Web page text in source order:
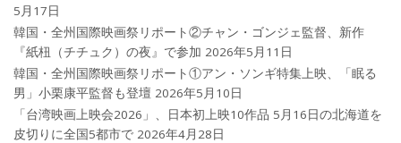
5月17日
韓国・全州国際映画祭リポート②チャン・ゴンジェ監督、新作
『紙杻（チチュク）の夜』で参加 2026年5月11日
韓国・全州国際映画祭リポート①アン・ソンギ特集上映、「眠る
男」小栗康平監督も登壇 2026年5月10日
「台湾映画上映会2026」、日本初上映10作品 5月16日の北海道を
皮切りに全国5都市で 2026年4月28日